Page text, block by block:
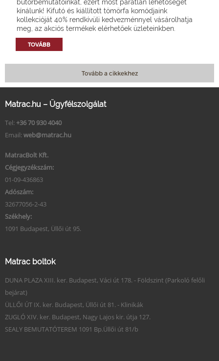
bútorbemutatóinkat, ezért most páratlan lehetőséget
kínálunk! Kifutó és kiállított tömörfa komódjaink
kollekcióját 40% rendkívüli kedvezménnyel vásárolhatja
meg, az akciós termékek elérhetőek üzleteinkben.
TOVÁBB
Tovább a cikkekhez
Matrac.hu – Ügyfélszolgálat
Tel: +36 70 930 4040
Email: web@matrac.hu
MatracBolt Kft.
Cégjegyzékszám:
01-09-436863
Adószám:
32677056-2-43
Székhely:
1091 Budapest, Üllői út 95.
Matrac boltok
DUNA PLAZA XIII. ker. Budapest, Váci út 178. - Földszint (Parkoló felőli
bejárat)
ÜLLŐI ÚT IX. ker. Budapest, Üllői út 81. - Klinikák
ZUGLÓ XIV. ker. Budapest, Nagy Lajos kir. útja 127.
SEALY BEMUTATÓTEREM 1091 Bp.Üllői út 81/b